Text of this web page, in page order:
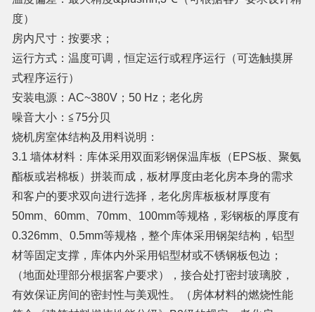
度）
房内尺寸：按要求；
运行方式：温度可调，恒定运行或程序运行（可选触摸屏
式程序运行）
安装电源：AC~380V；50 Hz；老化房
噪音大小：≦75分贝
烧机房室体结构及用料说明：
3.1 墙体材料：库体采用双面彩钢保温库板（EPS板、聚氨
酯板或岩棉板）拼装而成，板材厚度由老化房本身的需求
和客户的要求双向进行选择，老化房库板板材厚度有
50mm、60mm、70mm、100mm等规格，彩钢板的厚度有
0.326mm、0.5mm等规格，整个库体采用钢架结构，铝型
材等固定支撑，库体内外采用铝型材或不锈钢板包边；
（地面处理部分根据客户要求），接合处打密封玻璃胶，
有效保证房间的密封性与美观性。（房体材料的燃烧性能